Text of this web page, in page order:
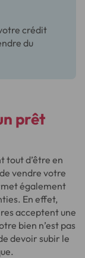
crédit
du
prêt
tout d’être en
vendre votre
également
En effet,
acceptent une
bien n’est pas
devoir subir le